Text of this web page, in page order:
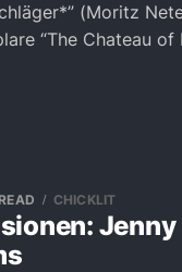
(Moritz
“The Chateau
Jenny
CHICKLIT